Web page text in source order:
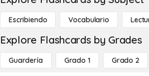
Escribiendo Vocabulario
Explore Flashcards by Grades
Guardería Grado 1 Grado 2